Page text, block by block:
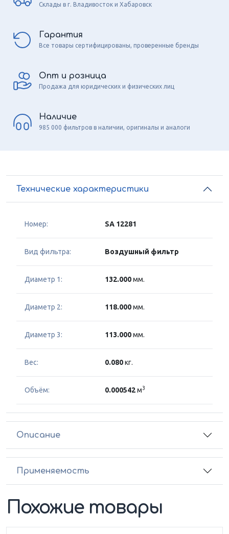
Склады в г. Владивосток и Хабаровск
Гарантия
Все товары сертифицированы, проверенные бренды
Опт и розница
Продажа для юридических и физических лиц
Наличие
985 000 фильтров в наличии, оригиналы и аналоги
Технические характеристики
Номер: SA 12281
Вид фильтра: Воздушный фильтр
Диаметр 1: 132.000мм.
Диаметр 2: 118.000мм.
Диаметр 3: 113.000мм.
Вес: 0.080кг.
Объём: 0.000542м3
Описание
Применяемость
Похожие товары